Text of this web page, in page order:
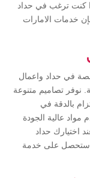
كنت ترغب في حداد
خدمات الامارات
في حداد واعمال
نوفر تصاميم متنوعة
بالدقة في
عالية الجودة
اختيارك حداد
ستحصل على خدمة